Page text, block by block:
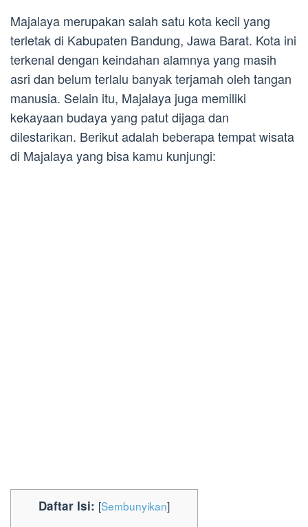
Majalaya merupakan salah satu kota kecil yang
terletak di Kabupaten Bandung, Jawa Barat. Kota ini
terkenal dengan keindahan alamnya yang masih
asri dan belum terlalu banyak terjamah oleh tangan
manusia. Selain itu, Majalaya juga memiliki
kekayaan budaya yang patut dijaga dan
dilestarikan. Berikut adalah beberapa tempat wisata
di Majalaya yang bisa kamu kunjungi:
Daftar Isi: [Sembunyikan]